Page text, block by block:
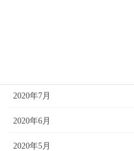
2020年7月
2020年6月
2020年5月